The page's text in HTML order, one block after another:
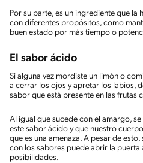
Por su parte, es un ingrediente que
con diferentes propósitos, como
buen estado por más tiempo o
El sabor ácido
Si alguna vez mordiste un limón o
a cerrar los ojos y apretar los labios,
sabor que está presente en las frutas
Al igual que sucede con el amargo,
este sabor ácido y que nuestro
que es una amenaza. A pesar de
con los sabores puede abrir la puerta
posibilidades.